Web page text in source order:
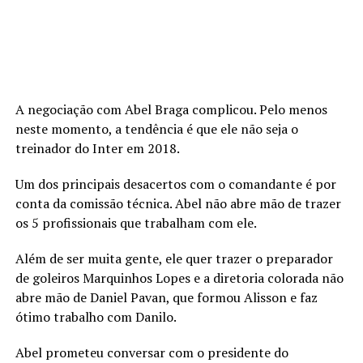
A negociação com Abel Braga complicou. Pelo menos
neste momento, a tendência é que ele não seja o
treinador do Inter em 2018.
Um dos principais desacertos com o comandante é por
conta da comissão técnica. Abel não abre mão de trazer
os 5 profissionais que trabalham com ele.
Além de ser muita gente, ele quer trazer o preparador
de goleiros Marquinhos Lopes e a diretoria colorada não
abre mão de Daniel Pavan, que formou Alisson e faz
ótimo trabalho com Danilo.
Abel prometeu conversar com o presidente do